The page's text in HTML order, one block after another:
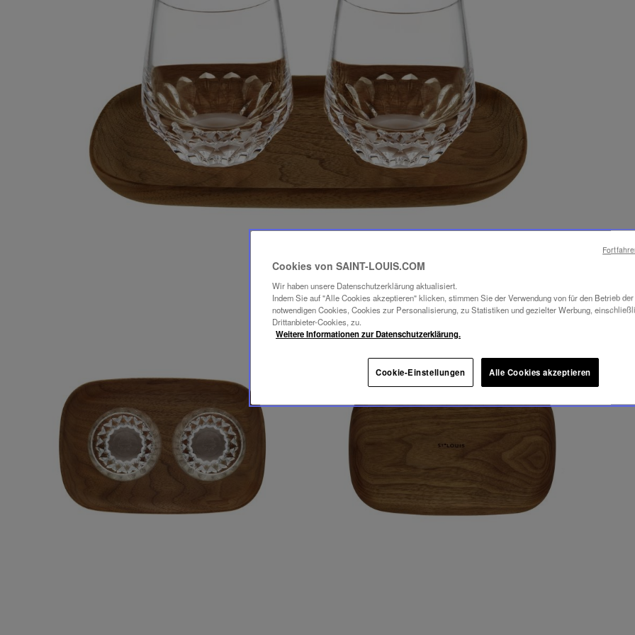
Cookies von SAINT-LOUIS.COM
Wir haben unsere Datenschutzerklärung aktualisiert.
Indem Sie auf "Alle Cookies akzeptieren" klicken, stimmen Sie der Verwendung von für den Betrieb
notwendigen Cookies, Cookies zur Personalisierung, zu Statistiken und gezielter Werbung,
Drittanbieter-Cookies, zu.
Weitere Informationen zur Datenschutzerklärung.
Cookie-Einstellungen Alle Cookies akzeptieren